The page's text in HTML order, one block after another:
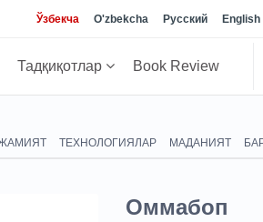
Ўзбекча O'zbekcha Русский English
Тадқиқотлар Book Review
ТЕХНОЛОГИЯЛАР МАДАНИЯТ
Оммабоп